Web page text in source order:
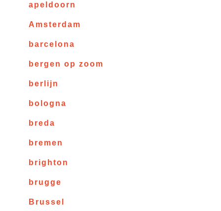
apeldoorn
Amsterdam
barcelona
bergen op zoom
berlijn
bologna
breda
bremen
brighton
brugge
Brussel